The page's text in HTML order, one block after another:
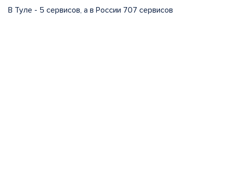
В Туле - 5 сервисов, а в России 707 сервисов